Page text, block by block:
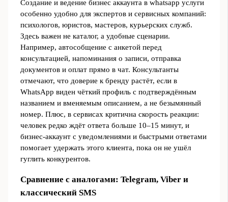
Создание и ведение бизнес аккаунта в whatsapp услуги
особенно удобно для экспертов и сервисных компаний:
психологов, юристов, мастеров, курьерских служб.
Здесь важен не каталог, а удобные сценарии.
Например, автособщение с анкетой перед
консультацией, напоминания о записи, отправка
документов и оплат прямо в чат. Консультанты
отмечают, что доверие к бренду растёт, если в
WhatsApp виден чёткий профиль с подтверждённым
названием и вменяемым описанием, а не безымянный
номер. Плюс, в сервисах критична скорость реакции:
человек редко ждёт ответа больше 10–15 минут, и
бизнес‑аккаунт с уведомлениями и быстрыми ответами
помогает удержать этого клиента, пока он не ушёл
гуглить конкурентов.
Сравнение с аналогами: Telegram, Viber и
классический SMS